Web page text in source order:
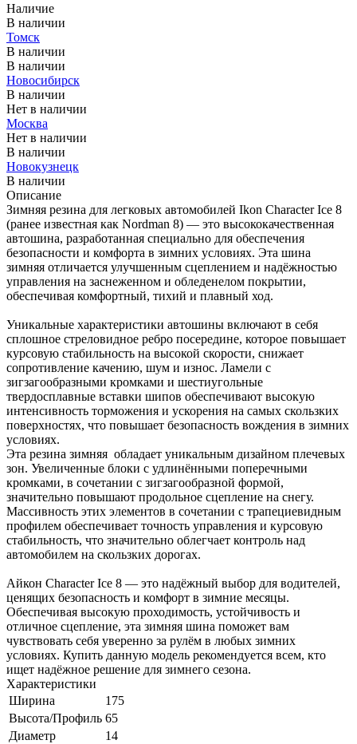
Наличие
В наличии
Томск
В наличии
В наличии
Новосибирск
В наличии
Нет в наличии
Москва
Нет в наличии
В наличии
Новокузнецк
В наличии
Описание
Зимняя резина для легковых автомобилей Ikon Character Ice 8
(ранее известная как Nordman 8) — это высококачественная
автошина, разработанная специально для обеспечения
безопасности и комфорта в зимних условиях. Эта шина
зимняя отличается улучшенным сцеплением и надёжностью
управления на заснеженном и обледенелом покрытии,
обеспечивая комфортный, тихий и плавный ход.
Уникальные характеристики автошины включают в себя
сплошное стреловидное ребро посередине, которое повышает
курсовую стабильность на высокой скорости, снижает
сопротивление качению, шум и износ. Ламели с
зигзагообразными кромками и шестиугольные
твердосплавные вставки шипов обеспечивают высокую
интенсивность торможения и ускорения на самых скользких
поверхностях, что повышает безопасность вождения в зимних
условиях.
Эта резина зимняя обладает уникальным дизайном плечевых
зон. Увеличенные блоки с удлинёнными поперечными
кромками, в сочетании с зигзагообразной формой,
значительно повышают продольное сцепление на снегу.
Массивность этих элементов в сочетании с трапециевидным
профилем обеспечивает точность управления и курсовую
стабильность, что значительно облегчает контроль над
автомобилем на скользких дорогах.
Айкон Character Ice 8 — это надёжный выбор для водителей,
ценящих безопасность и комфорт в зимние месяцы.
Обеспечивая высокую проходимость, устойчивость и
отличное сцепление, эта зимняя шина поможет вам
чувствовать себя уверенно за рулём в любых зимних
условиях. Купить данную модель рекомендуется всем, кто
ищет надёжное решение для зимнего сезона.
Характеристики
Ширина
175
Высота/Профиль 65
Диаметр
14